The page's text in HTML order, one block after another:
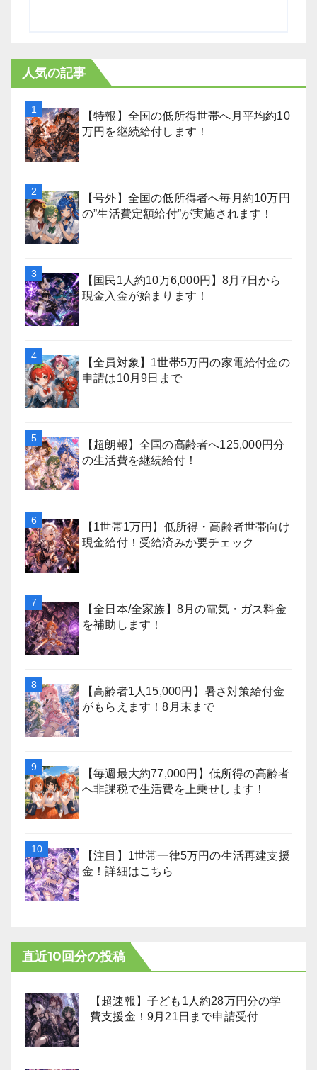
人気の記事
【特報】全国の低所得世帯へ月平均約10
万円を継続給付します！
【号外】全国の低所得者へ毎月約10万円
の”生活費定額給付”が実施されます！
【国民1人約10万6,000円】8月7日から
現金入金が始まります！
【全員対象】1世帯5万円の家電給付金の
申請は10月9日まで
【超朗報】全国の高齢者へ125,000円分
の生活費を継続給付！
【1世帯1万円】低所得・高齢者世帯向け
現金給付！受給済みか要チェック
【全日本/全家族】8月の電気・ガス料金
を補助します！
【高齢者1人15,000円】暑さ対策給付金
がもらえます！8月末まで
【毎週最大約77,000円】低所得の高齢者
へ非課税で生活費を上乗せします！
【注目】1世帯一律5万円の生活再建支援
金！詳細はこちら
直近10回分の投稿
【超速報】子ども1人約28万円分の学
費支援金！9月21日まで申請受付